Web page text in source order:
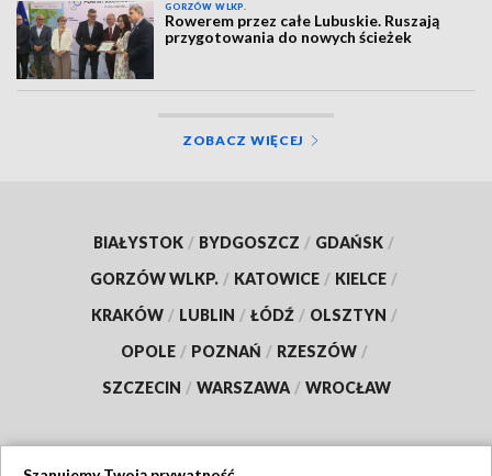
GORZÓW WLKP.
Rowerem przez całe Lubuskie. Ruszają
przygotowania do nowych ścieżek
ZOBACZ WIĘCEJ
BIAŁYSTOK / BYDGOSZCZ / GDAŃSK /
GORZÓW WLKP. / KATOWICE / KIELCE /
KRAKÓW / LUBLIN / ŁÓDŹ / OLSZTYN /
OPOLE / POZNAŃ / RZESZÓW /
SZCZECIN / WARSZAWA / WROCŁAW